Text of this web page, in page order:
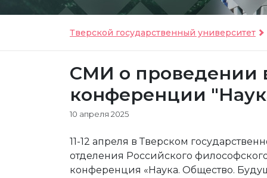
Тверской государственный университет
СМИ о проведении
конференции
10 апреля 2025
11-12 апреля в Тверском
отделения Российского
конференция «Наука. Общество.